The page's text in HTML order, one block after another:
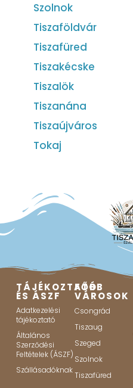
Szolnok
Tiszaföldvár
Tiszafüred
Tiszakécske
Tiszalök
Tiszanána
Tiszaújváros
Tokaj
TÁJÉKOZTATÓ
ÉS ÁSZF
Adatkezelési
tájékoztató
Általános
Szerződési
Feltételek (ÁSZF)
Szállásadóknak
FŐBB
VÁROSOK
Csongrád
Tiszaug
Szeged
Szolnok
Tiszafüred